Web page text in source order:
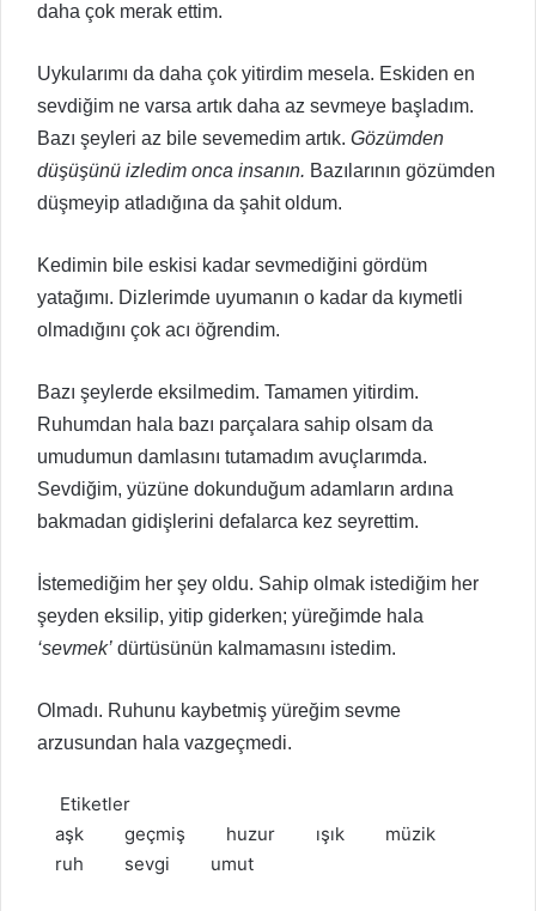
daha çok merak ettim.
Uykularımı da daha çok yitirdim mesela. Eskiden en
sevdiğim ne varsa artık daha az sevmeye başladım.
Bazı şeyleri az bile sevemedim artık. Gözümden
düşüşünü izledim onca insanın. Bazılarının gözümden
düşmeyip atladığına da şahit oldum.
Kedimin bile eskisi kadar sevmediğini gördüm
yatağımı. Dizlerimde uyumanın o kadar da kıymetli
olmadığını çok acı öğrendim.
Bazı şeylerde eksilmedim. Tamamen yitirdim.
Ruhumdan hala bazı parçalara sahip olsam da
umudumun damlasını tutamadım avuçlarımda.
Sevdiğim, yüzüne dokunduğum adamların ardına
bakmadan gidişlerini defalarca kez seyrettim.
İstemediğim her şey oldu. Sahip olmak istediğim her
şeyden eksilip, yitip giderken; yüreğimde hala
‘sevmek’ dürtüsünün kalmamasını istedim.
Olmadı. Ruhunu kaybetmiş yüreğim sevme
arzusundan hala vazgeçmedi.
Etiketler
aşk
geçmiş huzur ışık
müzik
ruh
sevgi umut